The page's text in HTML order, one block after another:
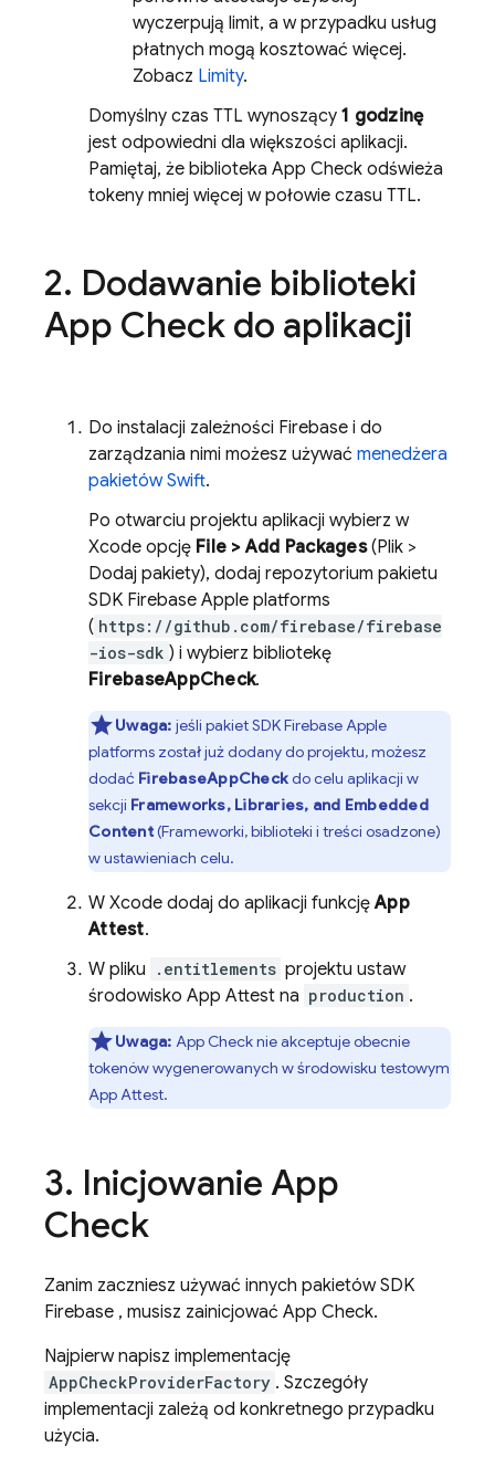
wyczerpują limit, a w przypadku usług
płatnych mogą kosztować więcej.
Zobacz Limity.
Domyślny czas TTL wynoszący 1 godzinę
jest odpowiedni dla większości aplikacji.
Pamiętaj, że biblioteka App Check odświeża
tokeny mniej więcej w połowie czasu TTL.
2. Dodawanie biblioteki
App Check do aplikacji
Do instalacji zależności Firebase i do
zarządzania nimi możesz używać menedżera
pakietów Swift.
Po otwarciu projektu aplikacji wybierz w
Xcode opcję File > Add Packages(Plik >
Dodaj pakiety), dodaj repozytorium pakietu
SDK Firebase Apple platforms
( https://github.com/firebase/firebase
-ios-sdk ) i wybierz bibliotekę
FirebaseAppCheck.
Uwaga: jeśli pakiet SDK Firebase Apple
platforms został już dodany do projektu, możesz
dodać FirebaseAppCheckdo celu aplikacji w
sekcji Frameworks, Libraries, and Embedded
Content(Frameworki, biblioteki i treści osadzone)
w ustawieniach celu.
W Xcode dodaj do aplikacji funkcjęApp
Attest.
W pliku
.entitlements projektu ustaw
środowisko App Attest na production .
Uwaga: App Checknie akceptuje obecnie
tokenów wygenerowanych w środowisku testowym
App Attest.
3. Inicjowanie App
Check
Zanim zaczniesz używać innych pakietów SDK
Firebase , musisz zainicjować App Check.
Najpierw napisz implementację
AppCheckProviderFactory . Szczegóły
implementacji zależą od konkretnego przypadku
użycia.